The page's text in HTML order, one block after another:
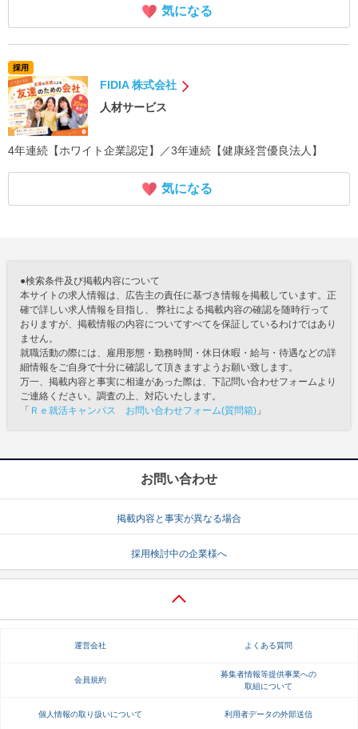
気になる
採用
FIDIA 株式会社
人材サービス
4年連続【ホワイト企業認定】／3年連続【健康経営優良法人】
気になる
●検索条件及び掲載内容について
本サイトの求人情報は、広告主の責任に基づき情報を掲載しています。正
確で詳しい求人情報を目指し、 弊社による掲載内容の確認を随時行って
おりますが、掲載情報の内容についてすべてを保証しているわけではあり
ません。
就職活動の際には、雇用形態・勤務時間・休日休暇・給与・待遇などの詳
細情報をご自身で十分に確認して頂きますようお願い致します。
万一、掲載内容と事実に相違があった際は、下記問い合わせフォームより
ご連絡ください。調査の上、対応いたします。
「 Ｒｅ就活キャンパス お問い合わせフォーム(質問箱) 」
お問い合わせ
掲載内容と事実が異なる場合
採用検討中の企業様へ
運営会社 よくある質問
会員規約
募集者情報等提供事業への
取組について
個人情報の取り扱いについて 利用者データの外部送信